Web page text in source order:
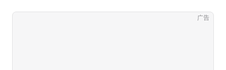
广告